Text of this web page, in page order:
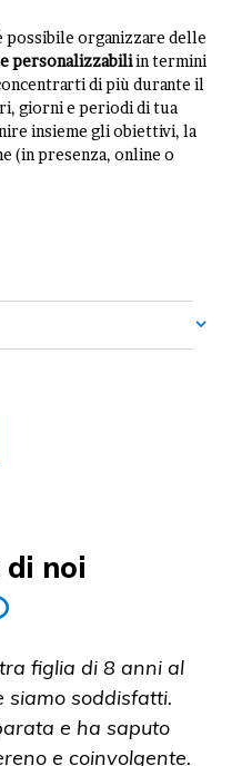
possibile organizzare delle
personalizzabiliin termini
di più durante il
giorni e periodi di tua
insieme gli obiettivi, la
(in presenza, online o
di noi
figlia di 8 anni al
siamo soddisfatti.
e ha saputo
e coinvolgente.